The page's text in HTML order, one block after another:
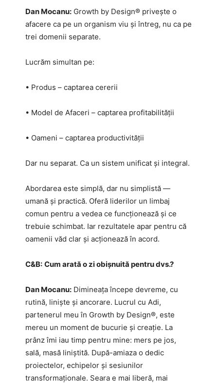
Dan Mocanu: Growth by Design® privește o
afacere ca pe un organism viu și întreg, nu ca pe
trei domenii separate.
Lucrăm simultan pe:
• Produs – captarea cererii
• Model de Afaceri – captarea profitabilității
• Oameni – captarea productivității
Dar nu separat. Ca un sistem unificat și integral.
Abordarea este simplă, dar nu simplistă —
umană și practică. Oferă liderilor un limbaj
comun pentru a vedea ce funcționează și ce
trebuie schimbat. Iar rezultatele apar pentru că
oamenii văd clar și acționează în acord.
C&B: Cum arată o zi obișnuită pentru dvs.?
Dan Mocanu: Dimineața începe devreme, cu
rutină, liniște și ancorare. Lucrul cu Adi,
partenerul meu în Growth by Design®, este
mereu un moment de bucurie și creație. La
prânz îmi iau timp pentru mine: mers pe jos,
sală, masă liniștită. După-amiaza o dedic
proiectelor, echipelor și sesiunilor
transformaționale. Seara e mai liberă, mai